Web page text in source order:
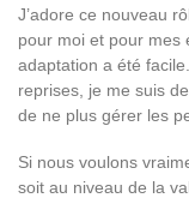
J’adore ce nouveau
pour moi et pour mes
adaptation a été
reprises, je me suis
de ne plus gérer les
Si nous voulons
soit au niveau de la